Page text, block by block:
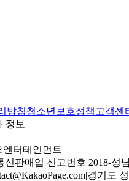
방침청소년보호정책 고객센
정보
터테인먼트
신판매업 신고번호 2018-성
|경기도